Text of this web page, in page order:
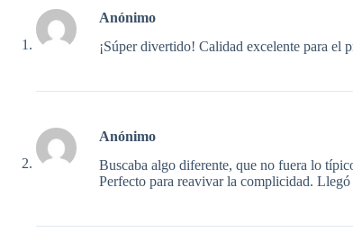
Anónimo
¡Súper divertido! Calidad excelente para el
Anónimo
Buscaba algo diferente, que no fuera lo
Perfecto para reavivar la complicidad.